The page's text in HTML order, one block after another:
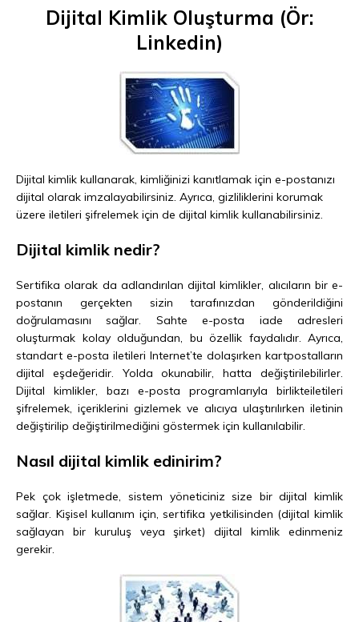
Dijital Kimlik Oluşturma (Ör:
Linkedin)
Dijital kimlik kullanarak, kimliğinizi kanıtlamak için e-postanızı
dijital olarak imzalayabilirsiniz. Ayrıca, gizliliklerini korumak
üzere iletileri şifrelemek için de dijital kimlik kullanabilirsiniz.
Dijital kimlik nedir?
Sertifika olarak da adlandırılan dijital kimlikler, alıcıların bir e-
postanın gerçekten sizin tarafınızdan gönderildiğini
doğrulamasını sağlar. Sahte e-posta iade adresleri
oluşturmak kolay olduğundan, bu özellik faydalıdır. Ayrıca,
standart e-posta iletileri Internet’te dolaşırken kartpostalların
dijital eşdeğeridir. Yolda okunabilir, hatta değiştirilebilirler.
Dijital kimlikler, bazı e-posta programlarıyla birlikteiletileri
şifrelemek, içeriklerini gizlemek ve alıcıya ulaştırılırken iletinin
değiştirilip değiştirilmediğini göstermek için kullanılabilir.
Nasıl dijital kimlik edinirim?
Pek çok işletmede, sistem yöneticiniz size bir dijital kimlik
sağlar. Kişisel kullanım için, sertifika yetkilisinden (dijital kimlik
sağlayan bir kuruluş veya şirket) dijital kimlik edinmeniz
gerekir.